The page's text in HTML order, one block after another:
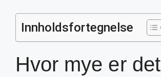
Innholdsfortegnelse
Hvor mye er det